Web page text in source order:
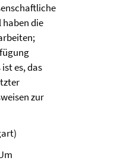
haben die
es, das
zur